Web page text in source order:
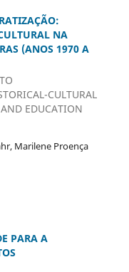
NA
(ANOS 1970 A
CULTURAL
EDUCATION
Marilene Proença
PARA A